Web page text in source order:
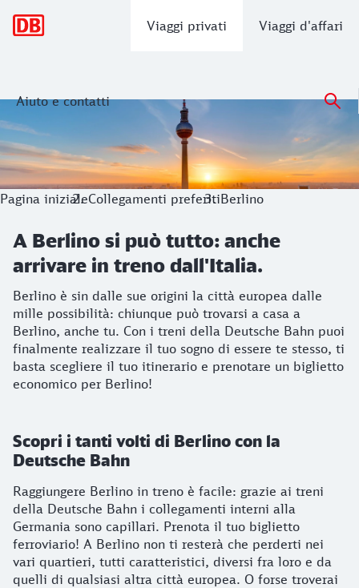
Viaggi privati Viaggi d'affari
Aiuto e contatti
A Berlino si può tutto: anche
Berlino è sin dalle sue origini la città europea dalle mille
Pagina inizialeCollegamenti preferitiBerlino
A Berlino si può tutto: anche
arrivare in treno dall'Italia.
Berlino è sin dalle sue origini la città europea dalle
mille possibilità: chiunque può trovarsi a casa a
Berlino, anche tu. Con i treni della Deutsche Bahn puoi
finalmente realizzare il tuo sogno di essere te stesso, ti
basta scegliere il tuo itinerario e prenotare un biglietto
economico per Berlino!
Scopri i tanti volti di Berlino con la
Deutsche Bahn
Raggiungere Berlino in treno è facile: grazie ai treni
della Deutsche Bahn i collegamenti interni alla
Germania sono capillari. Prenota il tuo biglietto
ferroviario! A Berlino non ti resterà che perderti nei
vari quartieri, tutti caratteristici, diversi fra loro e da
quelli di qualsiasi altra città europea. O forse troverai